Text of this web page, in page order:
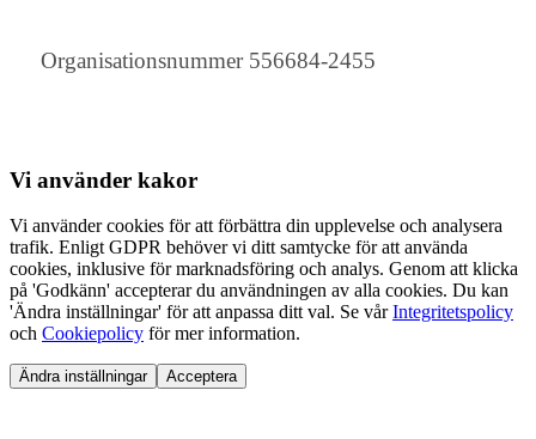
Organisationsnummer 556684-2455
Vi använder kakor
Vi använder cookies för att förbättra din upplevelse och analysera
trafik. Enligt GDPR behöver vi ditt samtycke för att använda
cookies, inklusive för marknadsföring och analys. Genom att klicka
på 'Godkänn' accepterar du användningen av alla cookies. Du kan
'Ändra inställningar' för att anpassa ditt val. Se vårIntegritetspolicy
och Cookiepolicy för mer information.
Ändra inställningar Acceptera